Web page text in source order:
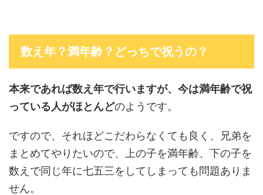
数え年？満年齢？どっちで祝うの？
本来であれば数え年で行いますが、今は満年齢で祝
っている人がほとんどのようです。
ですので、それほどこだわらなくても良く、兄弟を
まとめてやりたいので、上の子を満年齢、下の子を
数えで同じ年に七五三をしてしまっても問題ありま
せん。